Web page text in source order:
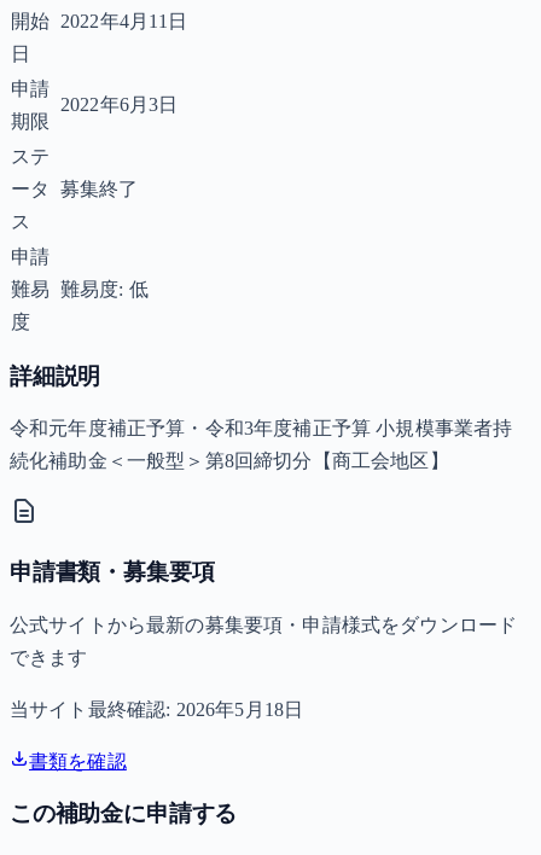
開始
日
2022年4月11日
申請
期限
2022年6月3日
ステ
ータ
ス
募集終了
申請
難易
度
難易度: 低
詳細説明
令和元年度補正予算・令和3年度補正予算 小規模事業者持
続化補助金＜一般型＞第8回締切分【商工会地区】
申請書類・募集要項
公式サイトから最新の募集要項・申請様式をダウンロード
できます
当サイト最終確認: 2026年5月18日
書類を確認
この補助金に申請する